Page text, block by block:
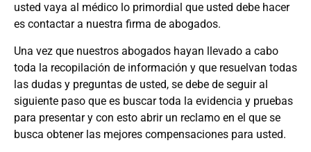
usted vaya al médico lo primordial que usted debe hacer
es contactar a nuestra firma de abogados.
Una vez que nuestros abogados hayan llevado a cabo
toda la recopilación de información y que resuelvan todas
las dudas y preguntas de usted, se debe de seguir al
siguiente paso que es buscar toda la evidencia y pruebas
para presentar y con esto abrir un reclamo en el que se
busca obtener las mejores compensaciones para usted.